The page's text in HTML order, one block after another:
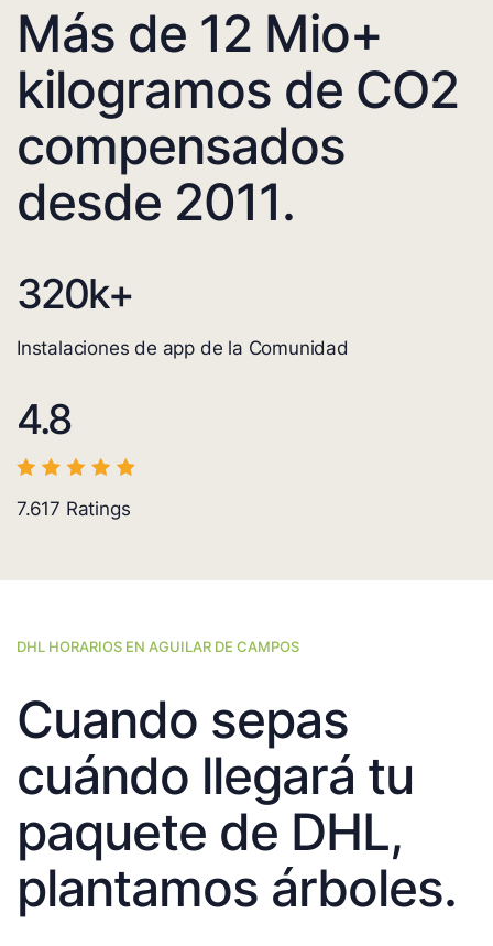
Más de 12 Mio+
kilogramos de CO2
compensados
desde 2011.
320k+
Instalaciones de app de la Comunidad
4.8
7.617 Ratings
DHL HORARIOS EN AGUILAR DE CAMPOS
Cuando sepas
cuándo llegará tu
paquete de DHL,
plantamos árboles.